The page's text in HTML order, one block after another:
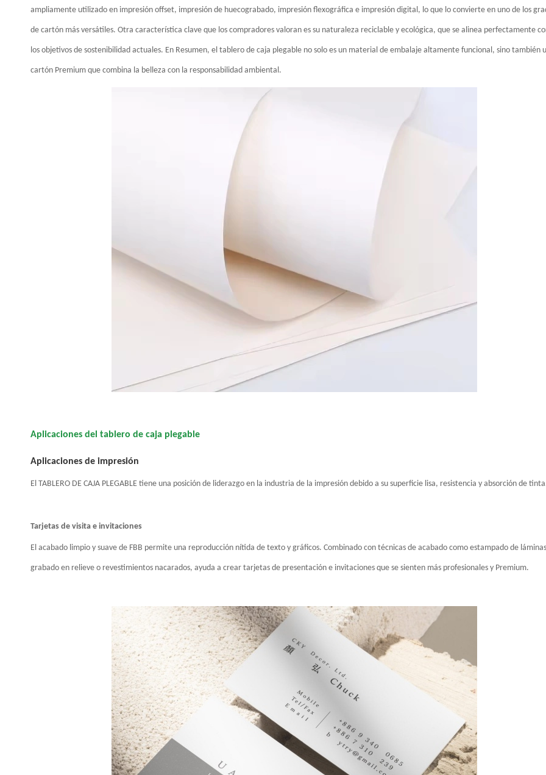
ampliamente utilizado en impresión offset, impresión de huecograbado, impresión flexográfica e impresión digital, lo que lo convierte en uno de los
de cartón más versátiles. Otra característica clave que los compradores valoran es su naturaleza reciclable y ecológica, que se alinea perfectamente
los objetivos de sostenibilidad actuales. En Resumen, el tablero de caja plegable no solo es un material de embalaje altamente funcional, sino también
cartón Premium que combina la belleza con la responsabilidad ambiental.
Aplicaciones del tablero de caja plegable
Aplicaciones de impresión
El TABLERO DE CAJA PLEGABLE tiene una posición de liderazgo en la industria de la impresión debido a su superficie lisa, resistencia y absorción de
Tarjetas de visita e invitaciones
El acabado limpio y suave de FBB permite una reproducción nítida de texto y gráficos. Combinado con técnicas de acabado como estampado de
grabado en relieve o revestimientos nacarados, ayuda a crear tarjetas de presentación e invitaciones que se sienten más profesionales y Premium.